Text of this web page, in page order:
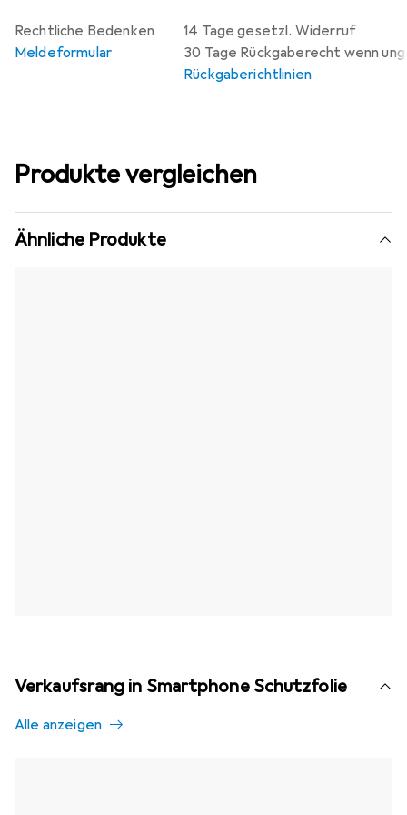
14 Tage gesetzl. Widerruf
30 Tage Rückgaberecht wenn
Rückgaberichtlinien
Rechtliche Bedenken
Meldeformular
Produkte vergleichen
Ähnliche Produkte
Verkaufsrang in Smartphone Schutzfolie
Alle anzeigen